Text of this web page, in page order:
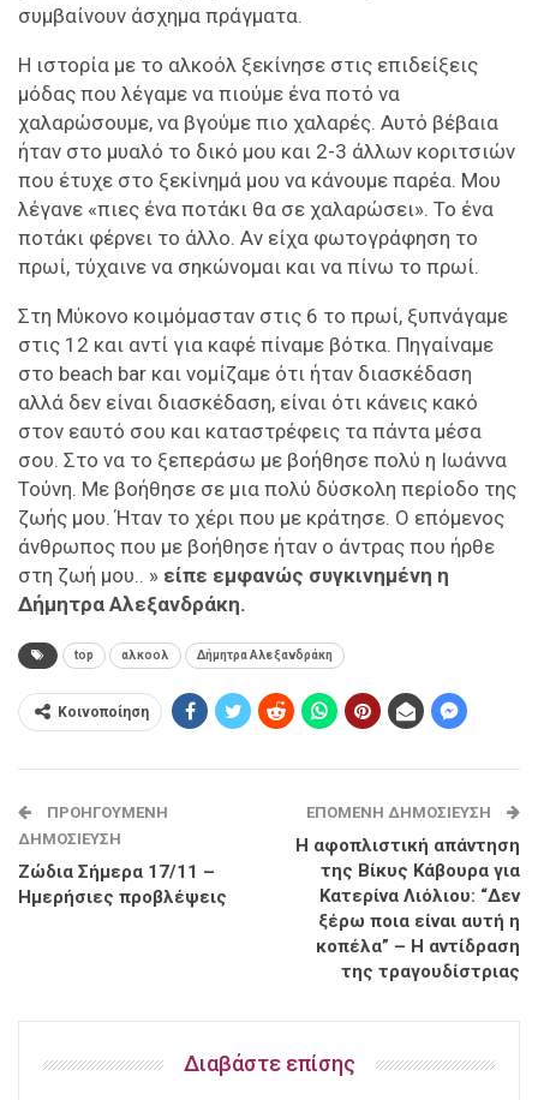
συμβαίνουν άσχημα πράγματα.
Η ιστορία με το αλκοόλ ξεκίνησε στις επιδείξεις
μόδας που λέγαμε να πιούμε ένα ποτό να
χαλαρώσουμε, να βγούμε πιο χαλαρές. Αυτό βέβαια
ήταν στο μυαλό το δικό μου και 2-3 άλλων κοριτσιών
που έτυχε στο ξεκίνημά μου να κάνουμε παρέα. Μου
λέγανε «πιες ένα ποτάκι θα σε χαλαρώσει». Το ένα
ποτάκι φέρνει το άλλο. Αν είχα φωτογράφηση το
πρωί, τύχαινε να σηκώνομαι και να πίνω το πρωί.
Στη Μύκονο κοιμόμασταν στις 6 το πρωί, ξυπνάγαμε
στις 12 και αντί για καφέ πίναμε βότκα. Πηγαίναμε
στο beach bar και νομίζαμε ότι ήταν διασκέδαση
αλλά δεν είναι διασκέδαση, είναι ότι κάνεις κακό
στον εαυτό σου και καταστρέφεις τα πάντα μέσα
σου. Στο να το ξεπεράσω με βοήθησε πολύ η Ιωάννα
Τούνη. Με βοήθησε σε μια πολύ δύσκολη περίοδο της
ζωής μου. Ήταν το χέρι που με κράτησε. Ο επόμενος
άνθρωπος που με βοήθησε ήταν ο άντρας που ήρθε
στη ζωή μου.. » είπε εμφανώς συγκινημένη η
Δήμητρα Αλεξανδράκη.
top αλκοολ Δήμητρα Αλεξανδράκη
Κοινοποίηση
ΠΡΟΗΓΟΎΜΕΝΗ
ΔΗΜΟΣΊΕΥΣΗ
Ζώδια Σήμερα 17/11 –
Ημερήσιες προβλέψεις
ΕΠΌΜΕΝΗ ΔΗΜΟΣΊΕΥΣΗ
Η αφοπλιστική απάντηση
της Βίκυς Κάβουρα για
Κατερίνα Λιόλιου: “Δεν
ξέρω ποια είναι αυτή η
κοπέλα” – Η αντίδραση
της τραγουδίστριας
Διαβάστε επίσης